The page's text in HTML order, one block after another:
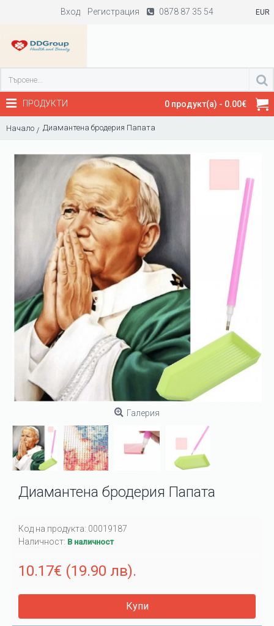
Вход Регистрация 0878 87 35 54 EUR
0 продукт(а) - 0.00€
ПРОДУКТИ
Начало Диамантена бродерия Папата
Галерия
Диамантена бродерия Папата
Код на продукта: 00019187
Наличност: В наличност
10.17€ (19.90 лв).
Купи